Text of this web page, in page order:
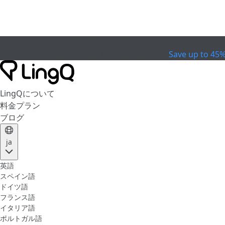
Save up to
LingQについて
料金プラン
ブログ
ja
英語
スペイン語
ドイツ語
フランス語
イタリア語
ポルトガル語